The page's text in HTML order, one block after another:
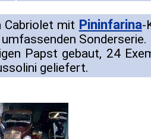
Cabriolet mit Pininfarina-
Papst gebaut, 24
geliefert.